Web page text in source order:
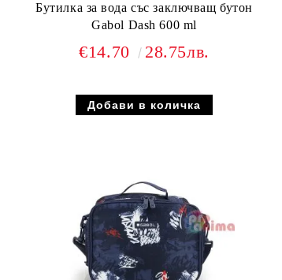
Бутилка за вода със заключващ бутон
Gabol Dash 600 ml
€14.70 28.75лв.